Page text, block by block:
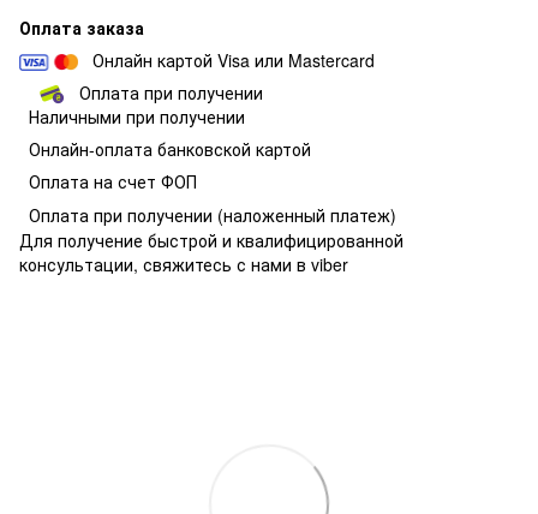
Оплата заказа
Онлайн картой Visa или Mastercard
Оплата при получении
Наличными при получении
Онлайн-оплата банковской картой
Оплата на счет ФОП
Оплата при получении (наложенный платеж)
Для получение быстрой и квалифицированной
консультации, свяжитесь с нами в viber